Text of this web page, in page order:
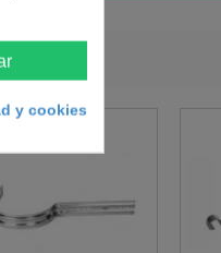
y cookies